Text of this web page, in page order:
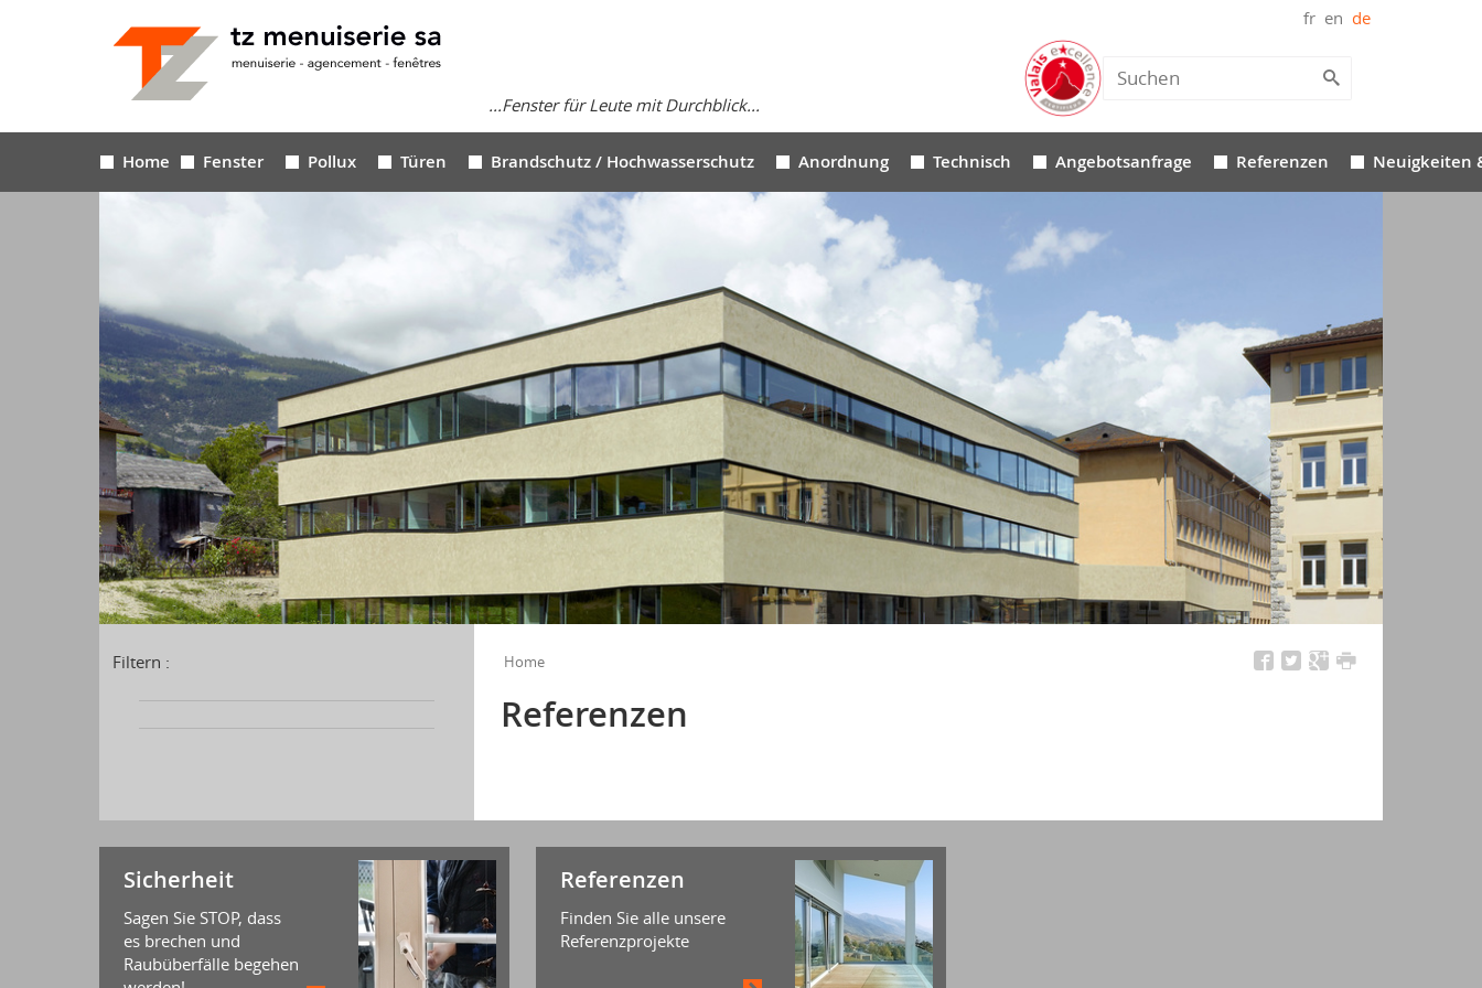
...Fenster für Leute mit Durchblick...
fr en de
Home Fenster Pollux Türen Brandschutz / Hochwasserschutz Anordnung Technisch Angebotsanfrage Referenzen Neuigkeiten
Filtern : Home
Referenzen
Sicherheit
Sagen Sie STOP, dass
es brechen und
Raubüberfälle begehen
Referenzen
Finden Sie alle unsere
Referenzprojekte